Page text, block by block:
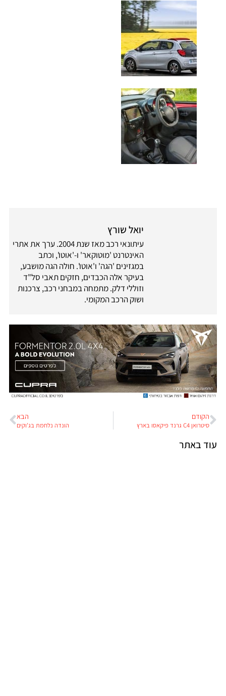
יואל שורץ
עיתונאי רכב מאז שנת 2004. ערך את אתרי
האינטרנט 'מוטוקאר' ו-'אוטו', וכתב
במגזינים 'הגה' ו'אוטו'. חולה הגה מושבע,
בעיקר אלה הכבדים, חזקים תאבי סל"ד
וזוללי דלק. מתמחה במבחני רכב, צרכנות
ושוק הרכב המקומי.
הקודם
סיטרואן C4 גרנד פיקאסו בארץ
הבא
הונדה נלחמת בג'וקים
עוד באתר